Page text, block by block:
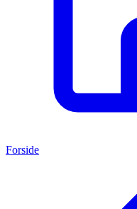
Forside